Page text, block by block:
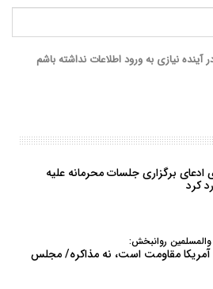
نیازی به ورود اطلاعات نداشته باشم
ادعای برگزاری جلسات محرمانه علیه
کرد
روانبخش:
آمریکا مقاومت است، نه مذاکره/ مجلس